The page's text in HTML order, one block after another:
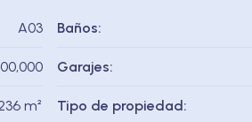
A03
m²
Baños:
Garajes:
Tipo de propiedad: